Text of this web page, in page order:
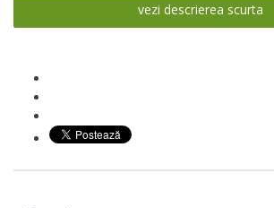
vezi descrierea scurta